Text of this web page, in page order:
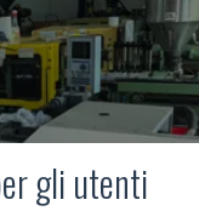
gli utenti